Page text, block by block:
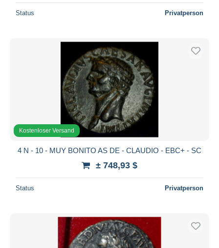
Status Privatperson
Kostenloser Versand
4 N - 10 - MUY BONITO AS DE - CLAUDIO - EBC+ - SC
± 748,93 $
Status Privatperson